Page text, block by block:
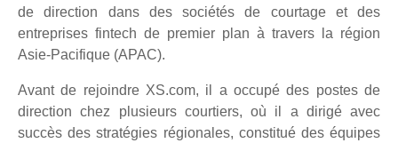
de direction dans des sociétés de courtage et des
entreprises fintech de premier plan à travers la région
Asie-Pacifique (APAC).
Avant de rejoindre XS.com, il a occupé des postes de
direction chez plusieurs courtiers, où il a dirigé avec
succès des stratégies régionales, constitué des équipes